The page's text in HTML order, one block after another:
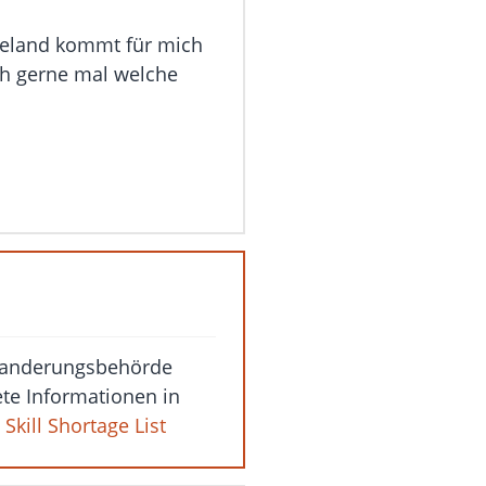
kommt für mich
gerne mal welche
Informationen in
Shortage List